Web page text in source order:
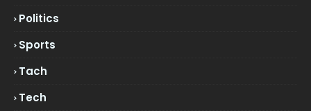
Politics
Sports
Tach
Tech